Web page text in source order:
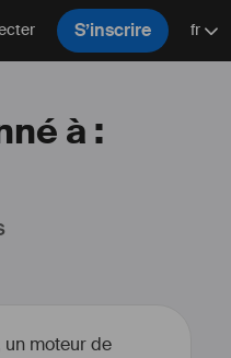
S’inscrire fr
à :
moteur de